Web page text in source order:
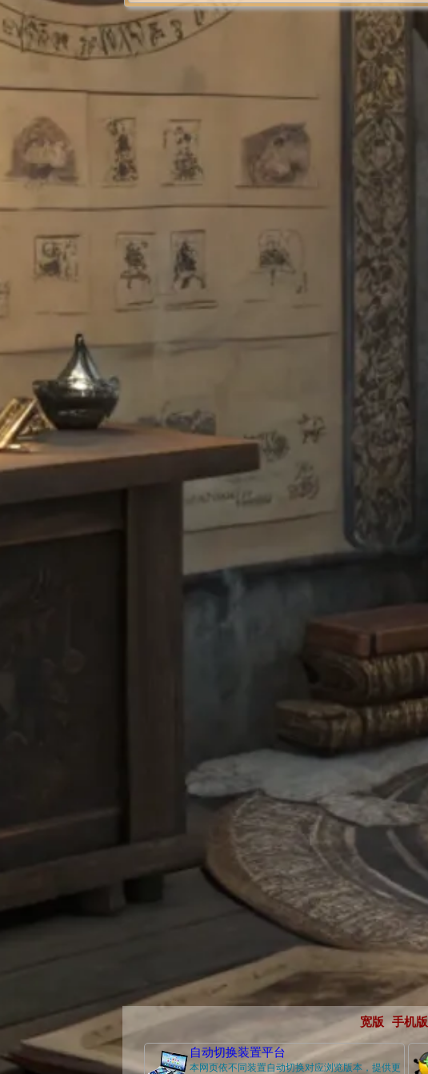
宽版 手机版
自动切换装置平台
本网页依不同装置自动切换对应浏览版本，提供更